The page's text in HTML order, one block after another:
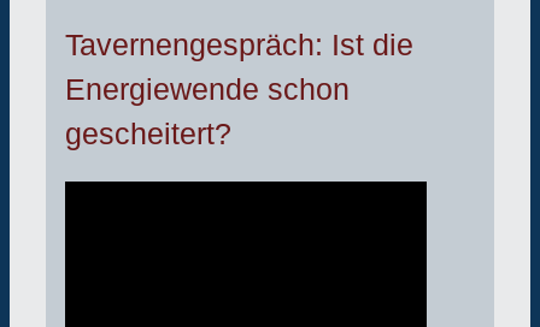
Tavernengespräch: Ist die
Energiewende schon
gescheitert?